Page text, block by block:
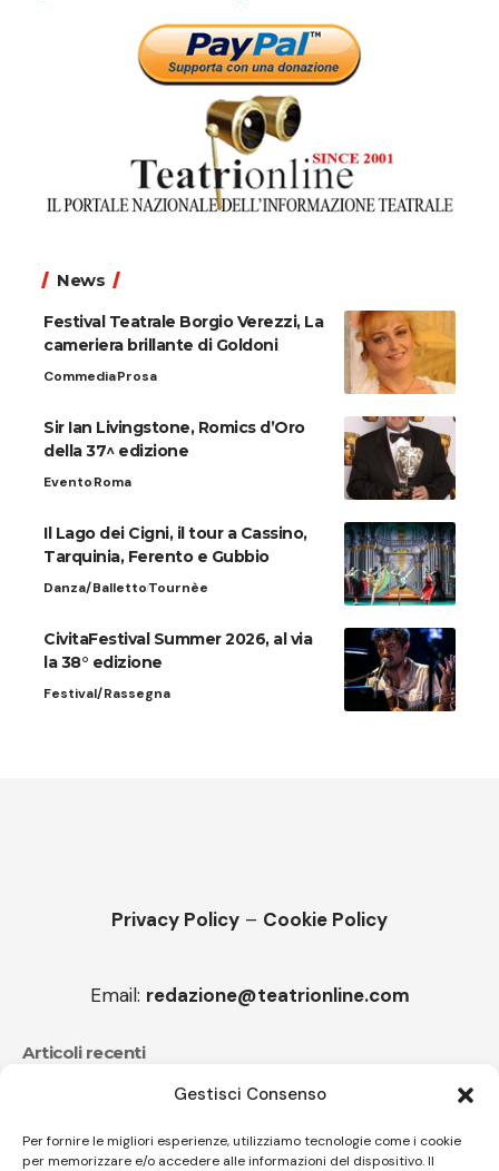
Gestisci Consenso
Per fornire le migliori esperienze, utilizziamo tecnologie come i cookie
per memorizzare e/o accedere alle informazioni del dispositivo. Il
News
Festival Teatrale Borgio Verezzi, La
cameriera brillante di Goldoni
CommediaProsa
Sir Ian Livingstone, Romics d’Oro
della 37^ edizione
EventoRoma
Il Lago dei Cigni, il tour a Cassino,
Tarquinia, Ferento e Gubbio
Danza/BallettoTournèe
CivitaFestival Summer 2026, al via
la 38° edizione
Festival/Rassegna
Privacy Policy – Cookie Policy
Email: redazione@teatrionline.com
Articoli recenti
Festival Teatrale Borgio Verezzi, La cameriera brillante
Sir Ian Livingstone, Romics d’Oro della 37^ edizione